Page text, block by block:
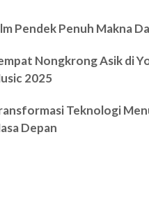
Pendek Penuh Makna
Nongkrong Asik di
2025
Teknologi
Depan